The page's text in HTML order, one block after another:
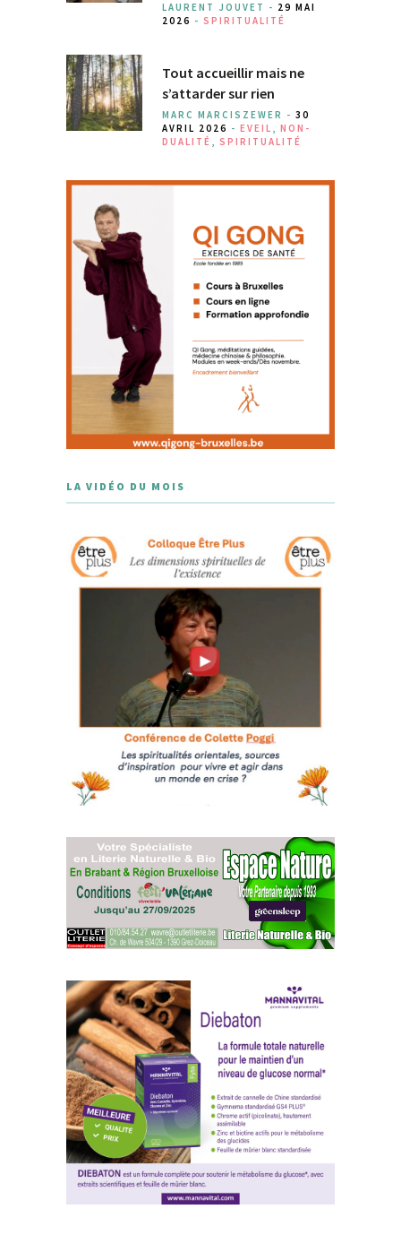
LAURENT JOUVET - 29 MAI
2026 - SPIRITUALITÉ
Tout accueillir mais ne
s’attarder sur rien
MARC MARCISZEWER - 30
AVRIL 2026 - EVEIL , NON-
DUALITÉ , SPIRITUALITÉ
LA VIDÉO DU MOIS